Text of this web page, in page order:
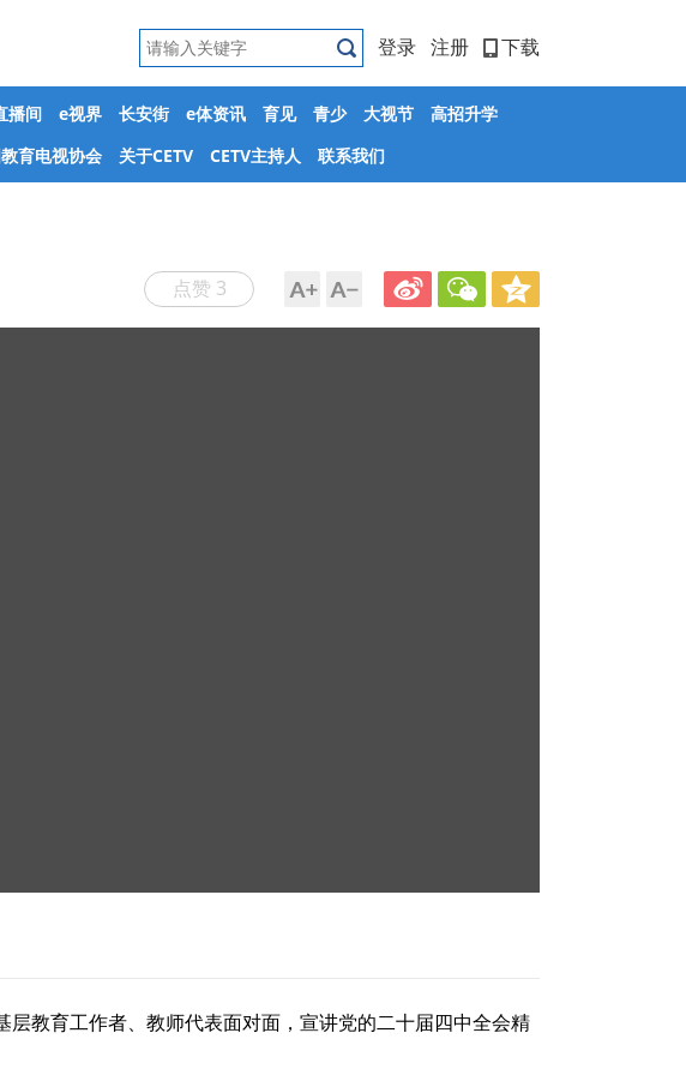
登录 注册 下载
播间 e视界 长安街 e体资讯 育见 青少 大视节
高招升学
育电视协会 关于CETV CETV主持人 联系我们
点赞 3
教育工作者、教师代表面对面，宣讲党的二十届四中全会精